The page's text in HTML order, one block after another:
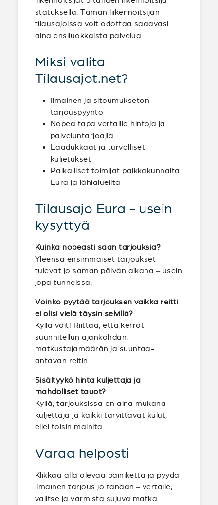
statuksella. Tämän liikennöitsijän
tilausajoissa voit odottaa saaavasi
aina ensiluokkaista palvelua.
Miksi valita
Tilausajot.net?
Ilmainen ja sitoumukseton
tarjouspyyntö
Nopea tapa vertailla hintoja ja
palveluntarjoajia
Laadukkaat ja turvalliset
kuljetukset
Paikalliset toimijat paikkakunnalta
Eura ja lähialueilta
Tilausajo Eura - usein
kysyttyä
Kuinka nopeasti saan tarjouksia?
Yleensä ensimmäiset tarjoukset
tulevat jo saman päivän aikana – usein
jopa tunneissa.
Voinko pyytää tarjouksen vaikka reitti
ei olisi vielä täysin selvillä?
Kyllä voit! Riittää, että kerrot
suunnitellun ajankohdan,
matkustajamäärän ja suuntaa-
antavan reitin.
Sisältyykö hinta kuljettaja ja
mahdolliset tauot?
Kyllä, tarjouksissa on aina mukana
kuljettaja ja kaikki tarvittavat kulut,
ellei toisin mainita.
Varaa helposti
Klikkaa alla olevaa painiketta ja pyydä
ilmainen tarjous jo tänään – vertaile,
valitse ja varmista sujuva matka